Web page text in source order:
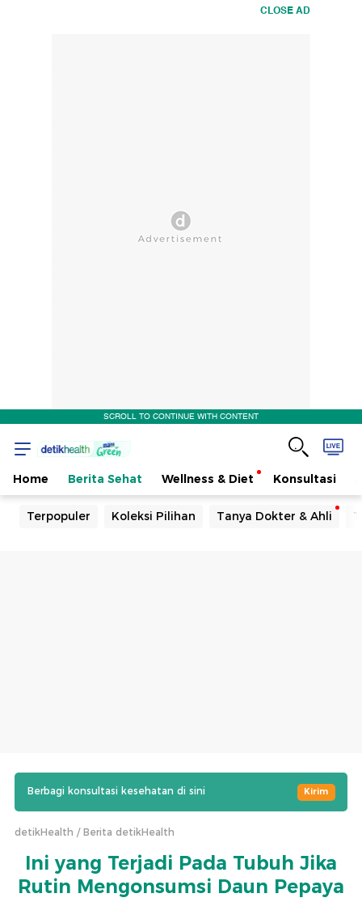
CLOSE AD
SCROLL TO CONTINUE WITH CONTENT
Home Berita Sehat Wellness & Diet Konsultasi
Terpopuler Koleksi Pilihan Tanya Dokter & Ahli
Berbagi konsultasi kesehatan di sini Kirim
detikHealth Berita detikHealth
Ini yang Terjadi Pada Tubuh Jika
Rutin Mengonsumsi Daun Pepaya